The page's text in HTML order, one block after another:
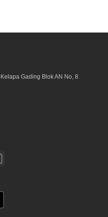
Gading Blok AN No, 8